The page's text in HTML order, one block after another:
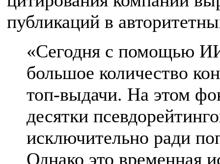
публикаций в
«Сегодня с помощью
большое количество
топ-выдачи. На этом
десятки
исключительно ради
Однако это временная